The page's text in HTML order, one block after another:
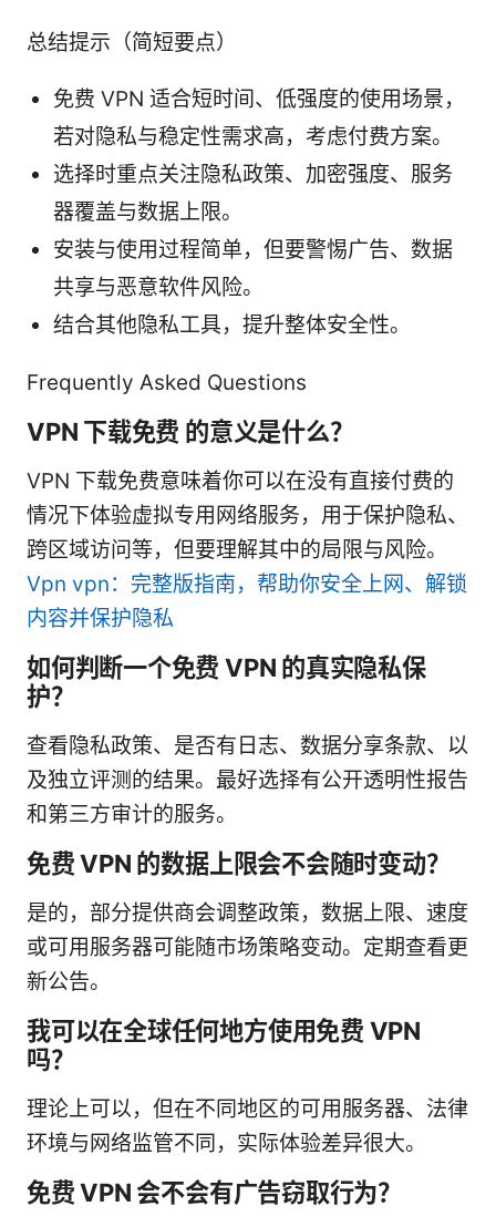
总结提示（简短要点）
免费 VPN 适合短时间、低强度的使用场景，
若对隐私与稳定性需求高，考虑付费方案。
选择时重点关注隐私政策、加密强度、服务
器覆盖与数据上限。
安装与使用过程简单，但要警惕广告、数据
共享与恶意软件风险。
结合其他隐私工具，提升整体安全性。
Frequently Asked Questions
VPN 下载免费 的意义是什么？
VPN 下载免费意味着你可以在没有直接付费的
情况下体验虚拟专用网络服务，用于保护隐私、
跨区域访问等，但要理解其中的局限与风险。
Vpn vpn：完整版指南，帮助你安全上网、解锁
内容并保护隐私
如何判断一个免费 VPN 的真实隐私保
护？
查看隐私政策、是否有日志、数据分享条款、以
及独立评测的结果。最好选择有公开透明性报告
和第三方审计的服务。
免费 VPN 的数据上限会不会随时变动？
是的，部分提供商会调整政策，数据上限、速度
或可用服务器可能随市场策略变动。定期查看更
新公告。
我可以在全球任何地方使用免费 VPN
吗？
理论上可以，但在不同地区的可用服务器、法律
环境与网络监管不同，实际体验差异很大。
免费 VPN 会不会有广告窃取行为？